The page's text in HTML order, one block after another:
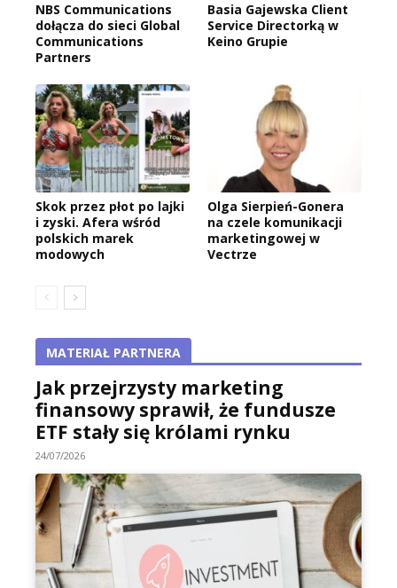
NBS Communications
dołącza do sieci Global
Communications
Partners
Basia Gajewska Client
Service Directorką w
Keino Grupie
Skok przez płot po lajki
i zyski. Afera wśród
polskich marek
modowych
Olga Sierpień-Gonera
na czele komunikacji
marketingowej w
Vectrze
MATERIAŁ PARTNERA
Jak przejrzysty marketing
finansowy sprawił, że fundusze
ETF stały się królami rynku
24/07/2026